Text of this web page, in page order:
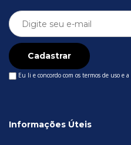
Informações Úteis
Cadastrar
Eu li e concordo com os termos de uso e a